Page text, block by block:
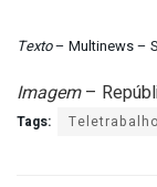
Texto– Multinews –
Imagem–
Tags: Teletrabalho